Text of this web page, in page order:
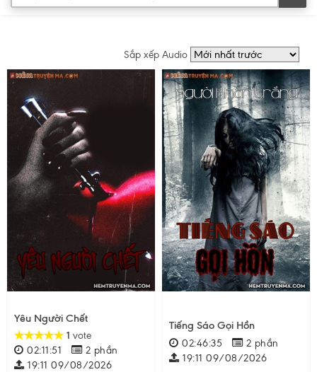
Sắp xếp Audio
Yêu Người Chết
1 vote
02:11:51
2 phần
19:11 09/08/2026
Tiếng Sáo Gọi Hồn
02:46:35
2 phần
19:11 09/08/2026